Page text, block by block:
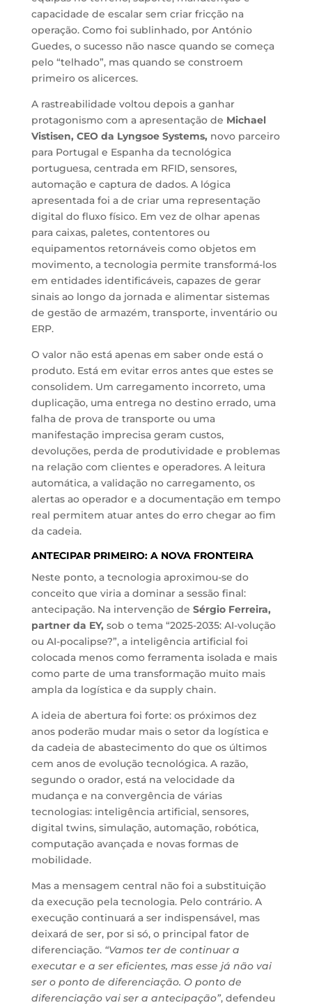
capacidade de escalar sem criar fricção na
operação. Como foi sublinhado, por António
Guedes, o sucesso não nasce quando se começa
pelo “telhado”, mas quando se constroem
primeiro os alicerces.
A rastreabilidade voltou depois a ganhar
protagonismo com a apresentação de Michael
Vistisen, CEO da Lyngsoe Systems, novo parceiro
para Portugal e Espanha da tecnológica
portuguesa, centrada em RFID, sensores,
automação e captura de dados. A lógica
apresentada foi a de criar uma representação
digital do fluxo físico. Em vez de olhar apenas
para caixas, paletes, contentores ou
equipamentos retornáveis como objetos em
movimento, a tecnologia permite transformá-los
em entidades identificáveis, capazes de gerar
sinais ao longo da jornada e alimentar sistemas
de gestão de armazém, transporte, inventário ou
ERP.
O valor não está apenas em saber onde está o
produto. Está em evitar erros antes que estes se
consolidem. Um carregamento incorreto, uma
duplicação, uma entrega no destino errado, uma
falha de prova de transporte ou uma
manifestação imprecisa geram custos,
devoluções, perda de produtividade e problemas
na relação com clientes e operadores. A leitura
automática, a validação no carregamento, os
alertas ao operador e a documentação em tempo
real permitem atuar antes do erro chegar ao fim
da cadeia.
ANTECIPAR PRIMEIRO: A NOVA FRONTEIRA
Neste ponto, a tecnologia aproximou-se do
conceito que viria a dominar a sessão final:
antecipação. Na intervenção de Sérgio Ferreira,
partner da EY, sob o tema “2025-2035: AI-volução
ou AI-pocalipse?”, a inteligência artificial foi
colocada menos como ferramenta isolada e mais
como parte de uma transformação muito mais
ampla da logística e da supply chain.
A ideia de abertura foi forte: os próximos dez
anos poderão mudar mais o setor da logística e
da cadeia de abastecimento do que os últimos
cem anos de evolução tecnológica. A razão,
segundo o orador, está na velocidade da
mudança e na convergência de várias
tecnologias: inteligência artificial, sensores,
digital twins, simulação, automação, robótica,
computação avançada e novas formas de
mobilidade.
Mas a mensagem central não foi a substituição
da execução pela tecnologia. Pelo contrário. A
execução continuará a ser indispensável, mas
deixará de ser, por si só, o principal fator de
diferenciação.“Vamos ter de continuar a
executar e a ser eficientes, mas esse já não vai
ser o ponto de diferenciação. O ponto de
diferenciação vai ser a antecipação”, defendeu